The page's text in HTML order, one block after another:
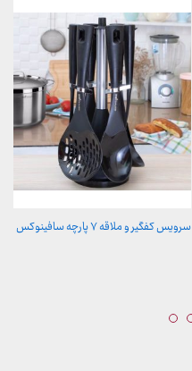
سرویس کفگیر و ملاقه ۷ پارچه سافینوکس